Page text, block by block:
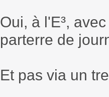
Oui, à l'E³,
parterre de
Et pas via un